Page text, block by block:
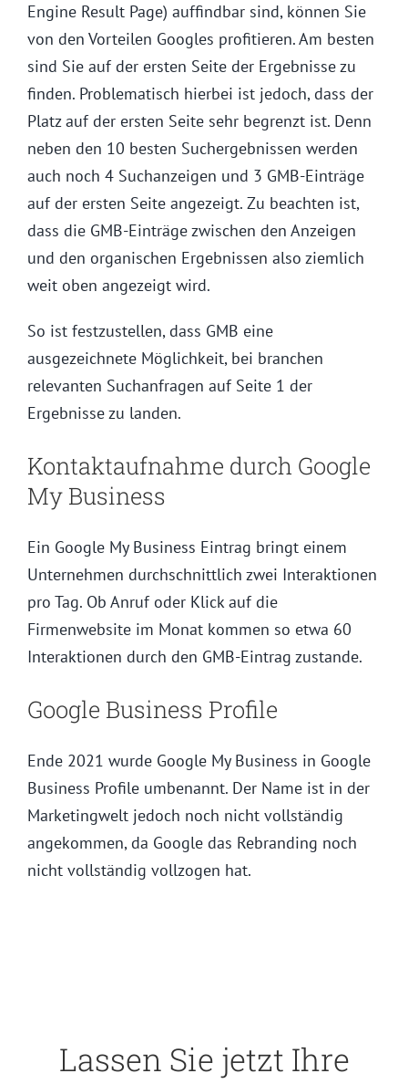
Engine Result Page) auffindbar sind, können Sie
von den Vorteilen Googles profitieren. Am besten
sind Sie auf der ersten Seite der Ergebnisse zu
finden. Problematisch hierbei ist jedoch, dass der
Platz auf der ersten Seite sehr begrenzt ist. Denn
neben den 10 besten Suchergebnissen werden
auch noch 4 Suchanzeigen und 3 GMB-Einträge
auf der ersten Seite angezeigt. Zu beachten ist,
dass die GMB-Einträge zwischen den Anzeigen
und den organischen Ergebnissen also ziemlich
weit oben angezeigt wird.
So ist festzustellen, dass GMB eine
ausgezeichnete Möglichkeit, bei branchen
relevanten Suchanfragen auf Seite 1 der
Ergebnisse zu landen.
Kontaktaufnahme durch Google
My Business
Ein Google My Business Eintrag bringt einem
Unternehmen durchschnittlich zwei Interaktionen
pro Tag. Ob Anruf oder Klick auf die
Firmenwebsite im Monat kommen so etwa 60
Interaktionen durch den GMB-Eintrag zustande.
Google Business Profile
Ende 2021 wurde Google My Business in Google
Business Profile umbenannt. Der Name ist in der
Marketingwelt jedoch noch nicht vollständig
angekommen, da Google das Rebranding noch
nicht vollständig vollzogen hat.
Lassen Sie jetzt Ihre